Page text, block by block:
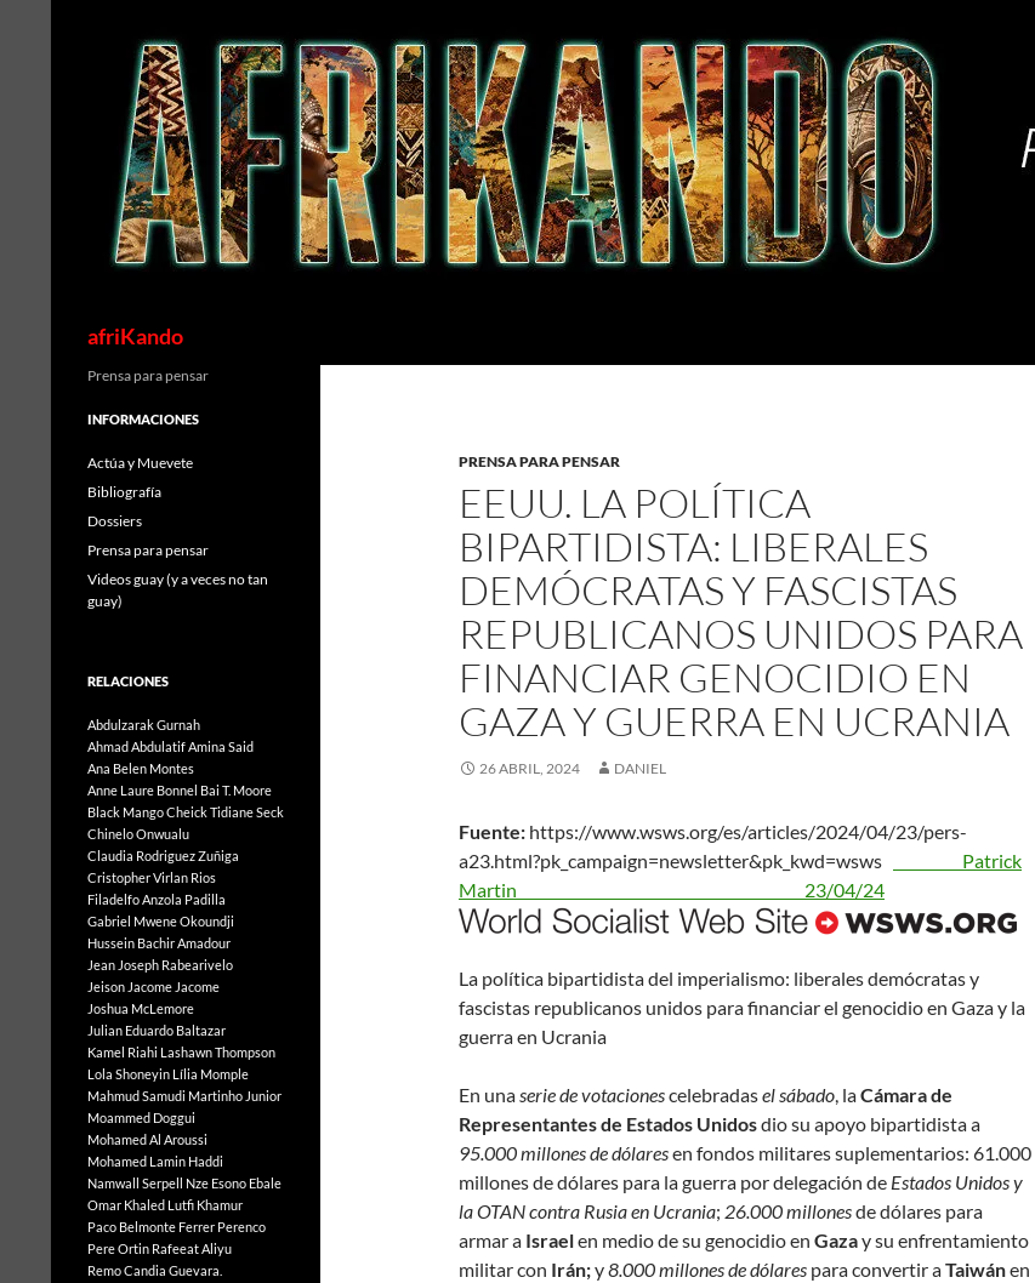
afriKando
PRENSA PARA PENSAR
EEUU. LA POLÍTICA
BIPARTIDISTA: LIBERALES
DEMÓCRATAS Y FASCISTAS
REPUBLICANOS UNIDOS PARA
FINANCIAR GENOCIDIO EN
GAZA Y GUERRA EN UCRANIA
26 ABRIL, 2024 DANIEL
Fuente: https://www.wsws.org/es/articles/2024/04/23/pers-
a23.html?pk_campaign=newsletter&pk_kwd=wsws
Patrick
Martin 23/04/24
La política bipartidista del imperialismo: liberales demócratas y
fascistas republicanos unidos para financiar el genocidio en Gaza y la
guerra en Ucrania
En unaserie de votacionescelebradasel sábado, laCámara de
Representantes de Estados Unidosdio su apoyo bipartidista a
95.000 millones de dólaresen fondos militares suplementarios: 61.000
millones de dólares para la guerra por delegación de Estados Unidos y
la OTAN contra Rusia en Ucrania; 26.000 millonesde dólares para
armar a Israelen medio de su genocidio en Gazay su enfrentamiento
militar con Irán;y8.000 millones de dólares para convertir aTaiwánen
Prensa para pensar
INFORMACIONES
Actúa y Muevete
Bibliografía
Dossiers
Prensa para pensar
Videos guay (y a veces no tan
guay)
RELACIONES
Abdulzarak Gurnah
Ahmad AbdulatifAmina Said
Ana Belen Montes
Anne Laure Bonnel Bai T. Moore
Black MangoCheick Tidiane Seck
Chinelo Onwualu
Claudia Rodriguez Zuñiga
Cristopher Virlan Rios
Filadelfo Anzola Padilla
Gabriel Mwene Okoundji
Hussein Bachir Amadour
Jean Joseph Rabearivelo
Jeison Jacome Jacome
Joshua McLemore
Julian Eduardo Baltazar
Kamel Riahi Lashawn Thompson
Lola Shoneyin Lília Momple
Mahmud Samudi Martinho Junior
Moammed Doggui
Mohamed Al Aroussi
Mohamed Lamin Haddi
Namwall Serpell Nze Esono Ebale
Omar Khaled Lutfi Khamur
Paco Belmonte Ferrer Perenco
Pere Ortin Rafeeat Aliyu
Remo Candia Guevara.